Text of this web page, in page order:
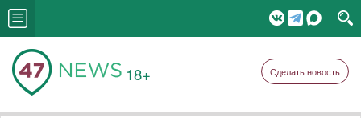
18+ Сделать новость